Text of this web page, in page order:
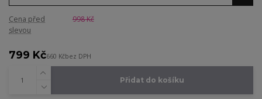
Cena před
slevou
998 Kč
799 Kč660 Kčbez DPH
Přidat do košíku